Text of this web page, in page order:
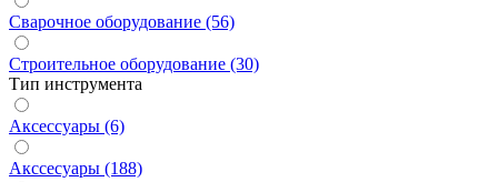
Сварочное оборудование (56)
Строительное оборудование (30)
Тип инструмента
Аксессуары (6)
Акссесуары (188)